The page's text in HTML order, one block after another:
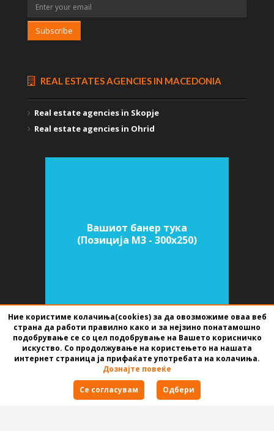
Subscribe
REAL ESTATES AGENCIES IN MACEDONIA
Real estate agencies in Skopje
Real estate agencies in Ohrid
Вашиот банер тука
(Позиција M3 - 300х250)
SOFTWARE FOR REAL ESTATE AGENCIES
BEST NET STUDIO
2026
Terms of use
Ние користиме колачиња(cookies) за да овозможиме оваа веб
страна да работи правилно како и за нејзино понатамошно
подобрување се со цел подобрување на Вашето корисничко
искуство. Со продолжување на користењето на нашата
интернет страница ја прифаќате употребата на колачиња.
Дознајте повеќе
Се согласувам
Одбери